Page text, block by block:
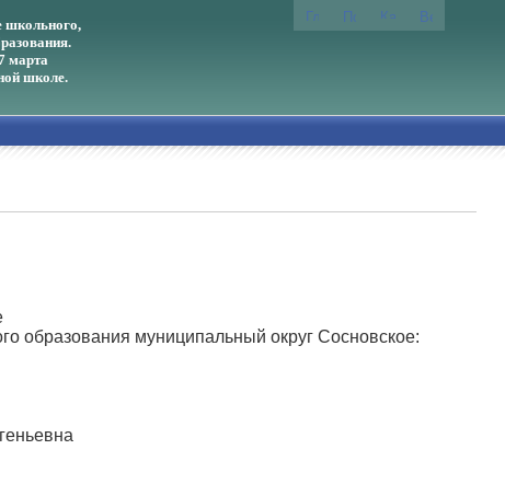
школьного,
марта
школе.
образования муниципальный округ Сосновское: